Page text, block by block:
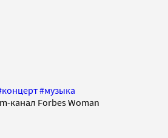
концерт#музыка
канал Forbes Woman